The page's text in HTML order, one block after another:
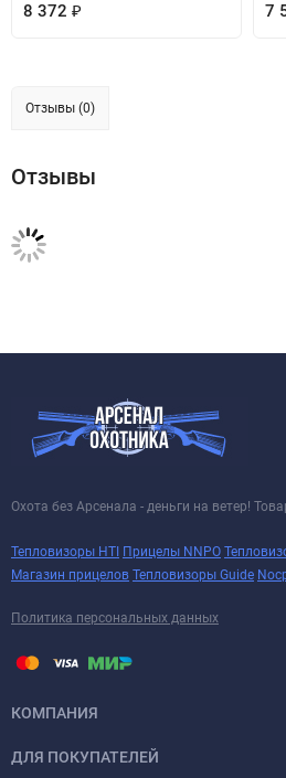
8 372 ₽ 7
Отзывы (0)
Отзывы
Охота без Арсенала - деньги на ветер!
Тепловизоры HTI Прицелы NNPO
Магазин прицелов Тепловизоры Guide
Политика персональных данных
КОМПАНИЯ
ДЛЯ ПОКУПАТЕЛЕЙ